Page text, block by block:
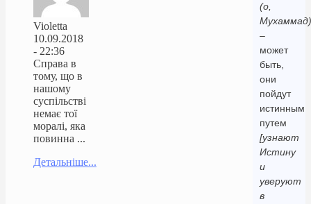
(о,
Мухаммад)
–
может
быть,
они
пойдут
истинным
путем
[узнают
Истину
и
уверуют
в
Violetta
10.09.2018
- 22:36
Справа в
тому, що в
нашому
суспільстві
немає тої
моралі, яка
повинна ...
Детальніше...